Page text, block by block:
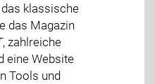
klassische
das Magazin
, zahlreiche
eine Website
Tools und